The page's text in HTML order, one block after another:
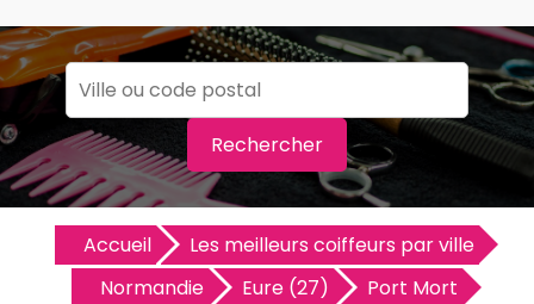
Rechercher
Accueil
Les meilleurs coiffeurs par ville
Normandie
Eure (27)
Port Mort